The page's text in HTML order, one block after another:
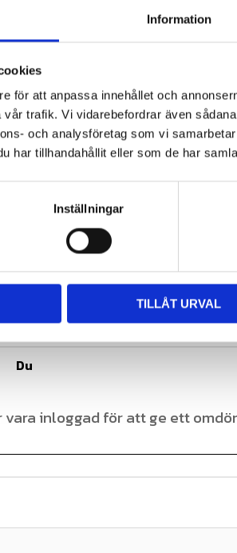
Information
för att anpassa innehållet och
trafik. Vi vidarebefordrar även
och analysföretag som vi
har tillhandahållit eller som de har
Inställningar
TILLÅT URVAL
65-16
som ofta
Lägg till i favoriter
Du